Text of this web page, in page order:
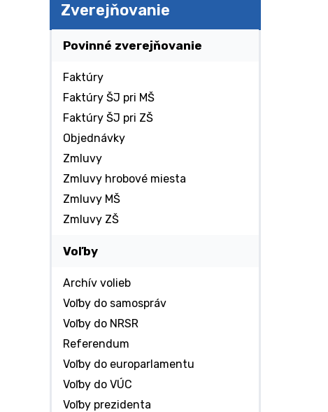
Zverejňovanie
Povinné zverejňovanie
Faktúry
Faktúry ŠJ pri MŠ
Faktúry ŠJ pri ZŠ
Objednávky
Zmluvy
Zmluvy hrobové miesta
Zmluvy MŠ
Zmluvy ZŠ
Voľby
Archív volieb
Voľby do samospráv
Voľby do NRSR
Referendum
Voľby do europarlamentu
Voľby do VÚC
Voľby prezidenta